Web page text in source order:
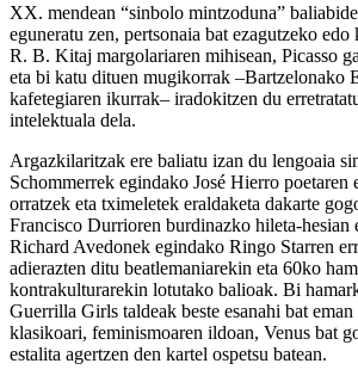
XX. mendean “sinbolo mintzoduna”
eguneratu zen, pertsonaia bat ezagutzeko
R. B. Kitaj margolariaren mihisean, Picasso
eta bi katu dituen mugikorrak –Bartzelonako
kafetegiaren ikurrak– iradokitzen du
intelektuala dela.
Argazkilaritzak ere baliatu izan du lengoaia
Schommerrek egindako José Hierro poetaren
orratzek eta tximeletek eraldaketa dakarte
Francisco Durrioren burdinazko hileta-hesian
Richard Avedonek egindako Ringo Starren
adierazten ditu beatlemaniarekin eta 60ko
kontrakulturarekin lotutako balioak. Bi
Guerrilla Girls taldeak beste esanahi bat
klasikoari, feminismoaren ildoan, Venus bat
estalita agertzen den kartel ospetsu batean.